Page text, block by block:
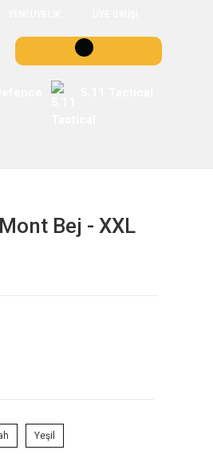
Bej - XXL
Yeşil